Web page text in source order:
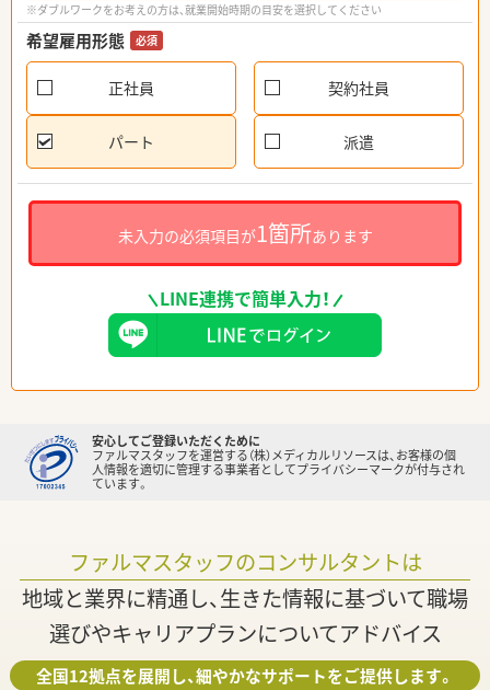
※ダブルワークをお考えの方は、就業開始時期の目安を選択してください
希望雇用形態 必須
正社員 契約社員
パート 派遣
未入力の必須項目が1箇所あります
LINE連携で簡単入力！
安心してご登録いただくために
ファルマスタッフを運営する（株）メディカルリソースは、お客様の個
人情報を適切に管理する事業者としてプライバシーマークが付与され
ています。
ファルマスタッフのコンサルタントは
地域と業界に精通し、生きた情報に基づいて職場
選びやキャリアプランについてアドバイス
全国12拠点を展開し、細やかなサポートをご提供します。